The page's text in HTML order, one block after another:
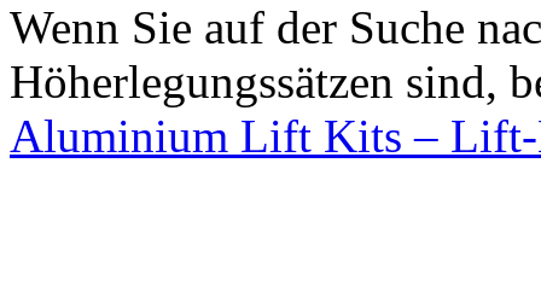
Wenn Sie auf der Suche
Höherlegungssätzen sind,
Aluminium Lift Kits –